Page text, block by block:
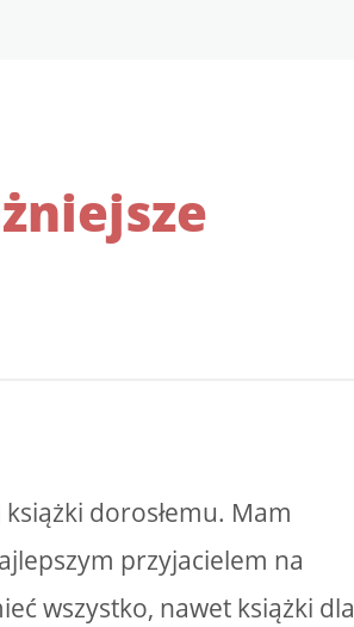
dorosłemu. Mam
przyjacielem na
wszystko, nawet książki dla